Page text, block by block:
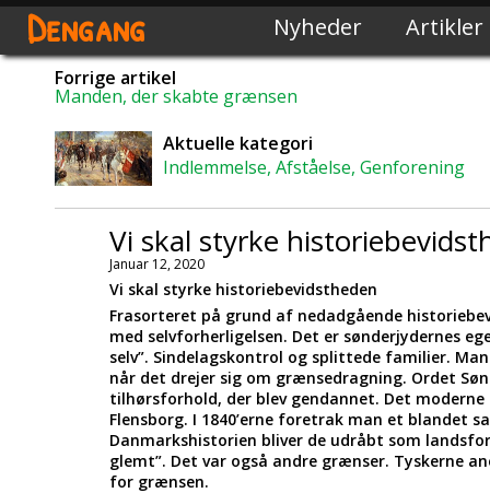
Dengang Nyheder Artikler
Forrige artikel
Manden, der skabte grænsen
Aktuelle kategori
Indlemmelse, Afståelse, Genforening
Vi skal styrke
Januar 12, 2020
Vi skal styrke historiebevidstheden
Frasorteret på grund af nedadgående
med selvforherligelsen. Det er sønderjydernes
selv”. Sindelagskontrol og splittede familier.
når det drejer sig om grænsedragning. Ordet
tilhørsforhold, der blev gendannet. Det
Flensborg. I 1840’erne foretrak man et blandet
Danmarkshistorien bliver de udråbt som
glemt”. Det var også andre grænser. Tyskerne
for grænsen.